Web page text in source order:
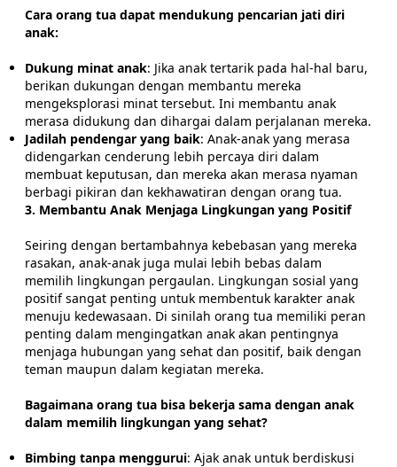
Cara orang tua dapat mendukung pencarian jati diri
anak:
Dukung minat anak: Jika anak tertarik pada hal-hal baru,
berikan dukungan dengan membantu mereka
mengeksplorasi minat tersebut. Ini membantu anak
merasa didukung dan dihargai dalam perjalanan mereka.
Jadilah pendengar yang baik: Anak-anak yang merasa
didengarkan cenderung lebih percaya diri dalam
membuat keputusan, dan mereka akan merasa nyaman
berbagi pikiran dan kekhawatiran dengan orang tua.
3. Membantu Anak Menjaga Lingkungan yang Positif
Seiring dengan bertambahnya kebebasan yang mereka
rasakan, anak-anak juga mulai lebih bebas dalam
memilih lingkungan pergaulan. Lingkungan sosial yang
positif sangat penting untuk membentuk karakter anak
menuju kedewasaan. Di sinilah orang tua memiliki peran
penting dalam mengingatkan anak akan pentingnya
menjaga hubungan yang sehat dan positif, baik dengan
teman maupun dalam kegiatan mereka.
Bagaimana orang tua bisa bekerja sama dengan anak
dalam memilih lingkungan yang sehat?
Bimbing tanpa menggurui: Ajak anak untuk berdiskusi